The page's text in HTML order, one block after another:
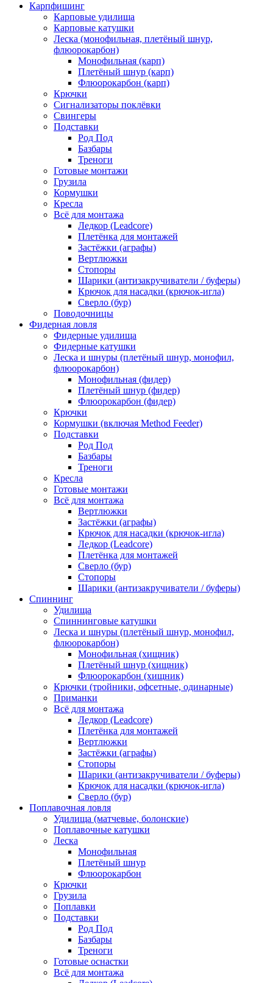
Карпфишинг
Карповые удилища
Карповые катушки
Леска (монофильная, плетёный шнур,
флюорокарбон)
Монофильная (карп)
Плетёный шнур (карп)
Флюорокарбон (карп)
Крючки
Сигнализаторы поклёвки
Свингеры
Подставки
Род Под
Базбары
Треноги
Готовые монтажи
Грузила
Кормушки
Кресла
Всё для монтажа
Ледкор (Leadcore)
Плетёнка для монтажей
Застёжки (аграфы)
Вертлюжки
Стопоры
Шарики (антизакручиватели / буферы)
Крючок для насадки (крючок-игла)
Сверло (бур)
Поводочницы
Фидерная ловля
Фидерные удилища
Фидерные катушки
Леска и шнуры (плетёный шнур, монофил,
флюорокарбон)
Монофильная (фидер)
Плетёный шнур (фидер)
Флюорокарбон (фидер)
Крючки
Кормушки (включая Method Feeder)
Подставки
Род Под
Базбары
Треноги
Кресла
Готовые монтажи
Всё для монтажа
Вертлюжки
Застёжки (аграфы)
Крючок для насадки (крючок-игла)
Ледкор (Leadcore)
Плетёнка для монтажей
Сверло (бур)
Стопоры
Шарики (антизакручиватели / буферы)
Спиннинг
Удилища
Спиннинговые катушки
Леска и шнуры (плетёный шнур, монофил,
флюорокарбон)
Монофильная (хищник)
Плетёный шнур (хищник)
Флюорокарбон (хищник)
Крючки (тройники, офсетные, одинарные)
Приманки
Всё для монтажа
Ледкор (Leadcore)
Плетёнка для монтажей
Вертлюжки
Застёжки (аграфы)
Стопоры
Шарики (антизакручиватели / буферы)
Крючок для насадки (крючок-игла)
Сверло (бур)
Поплавочная ловля
Удилища (матчевые, болонские)
Поплавочные катушки
Леска
Монофильная
Плетёный шнур
Флюорокарбон
Крючки
Грузила
Поплавки
Подставки
Род Под
Базбары
Треноги
Готовые оснастки
Всё для монтажа